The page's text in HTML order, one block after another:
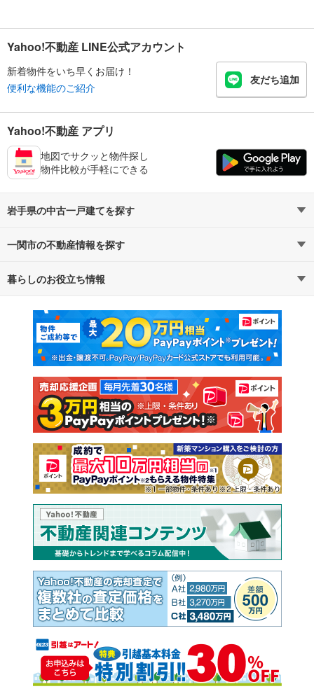
Yahoo!不動産 LINE公式アカウント
新着物件をいち早くお届け！
便利な機能のご紹介
友だち追加
Yahoo!不動産 アプリ
地図でサクッと物件探し
物件比較が手軽にできる
岩手県の中古一戸建てを探す
路線・駅から探す
通勤・通学時間から探す
一関市の不動産情報を探す
不動産・住宅
新築マンション 中古マンション
新築一戸建て 中古一戸建て
注文住宅 土地
売却査定
暮らしのお役立ち情報
マンションカタログ 教えて！住まいの先生